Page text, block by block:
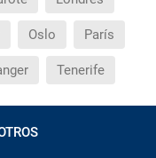
de los
Oslo París
Tenerife